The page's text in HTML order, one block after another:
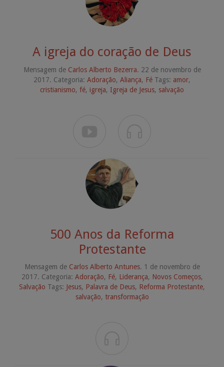
A igreja do coração de Deus
Mensagem de Carlos Alberto Bezerra. 22 de novembro de
2017. Categoria: Adoração, Aliança, Fé Tags: amor,
cristianismo, fé, igreja, Igreja de Jesus, salvação
500 Anos da Reforma
Protestante
Mensagem de Carlos Alberto Antunes. 1 de novembro de
2017. Categoria: Adoração, Fé, Liderança, Novos Começos,
Salvação Tags: Jesus, Palavra de Deus, Reforma Protestante,
salvação, transformação